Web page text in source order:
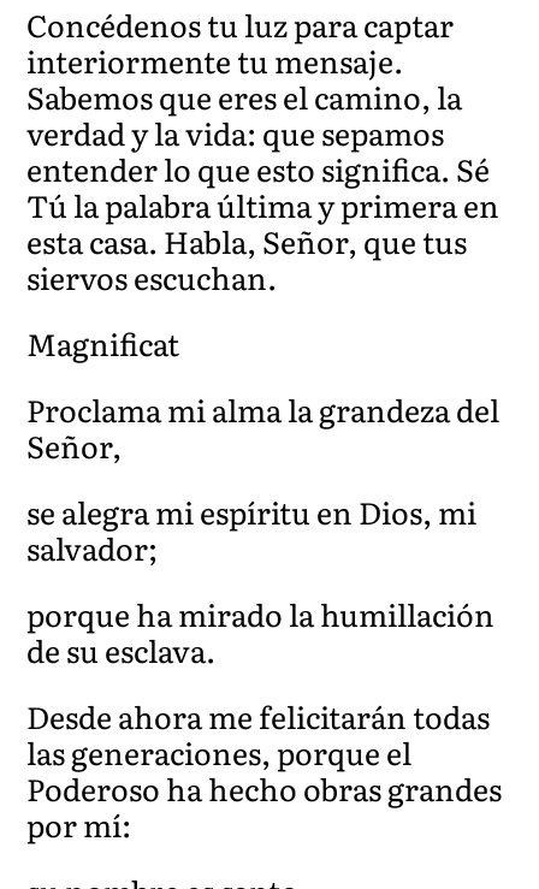
Concédenos tu luz para captar
interiormente tu mensaje.
Sabemos que eres el camino, la
verdad y la vida: que sepamos
entender lo que esto significa. Sé
Tú la palabra última y primera en
esta casa. Habla, Señor, que tus
siervos escuchan.
Magnificat
Proclama mi alma la grandeza del
Señor,
se alegra mi espíritu en Dios, mi
salvador;
porque ha mirado la humillación
de su esclava.
Desde ahora me felicitarán todas
las generaciones, porque el
Poderoso ha hecho obras grandes
por mí: